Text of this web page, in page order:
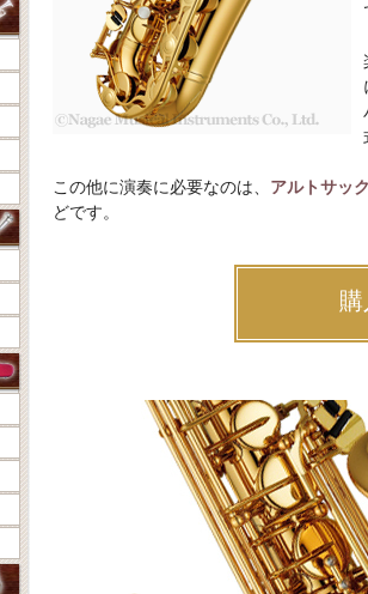
この他に演奏に必要なのは、 アルトサッ
どです。